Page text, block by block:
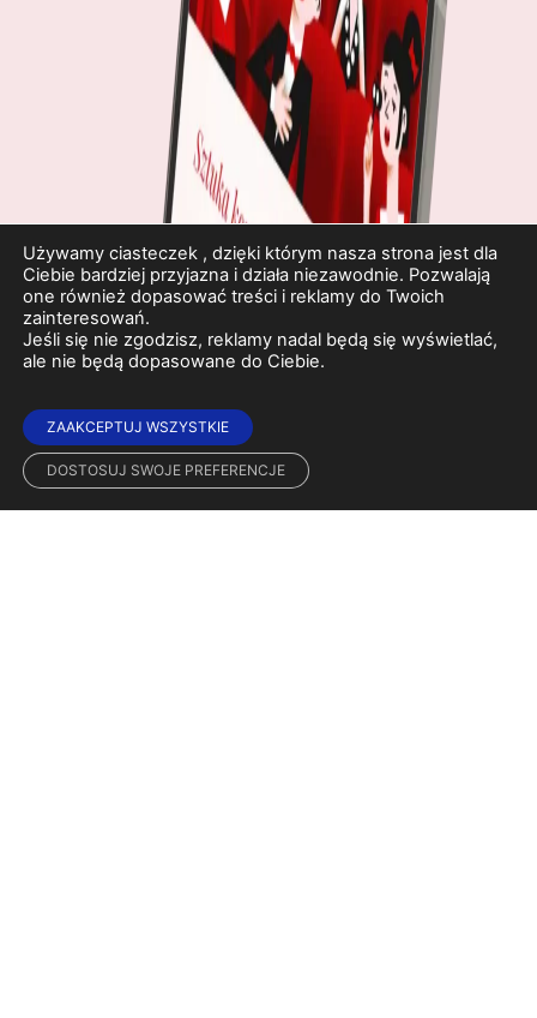
Używamy ciasteczek , dzięki którym nasza strona jest dla
Ciebie bardziej przyjazna i działa niezawodnie. Pozwalają
one również dopasować treści i reklamy do Twoich
zainteresowań.
Jeśli się nie zgodzisz, reklamy nadal będą się wyświetlać,
ale nie będą dopasowane do Ciebie.
ZAAKCEPTUJ WSZYSTKIE
DOSTOSUJ SWOJE PREFERENCJE